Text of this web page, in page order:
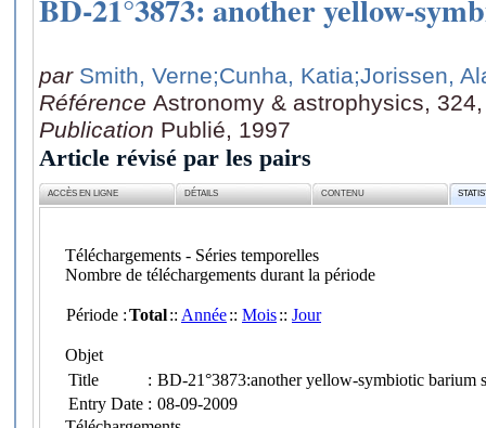
BD-21°3873: another yellow-
par Smith, Verne;Cunha, Katia;Jorissen,
Référence Astronomy & astrophysics,
Publication Publié, 1997
Article révisé par les pairs
ACCÈS EN LIGNE DÉTAILS CONTENU